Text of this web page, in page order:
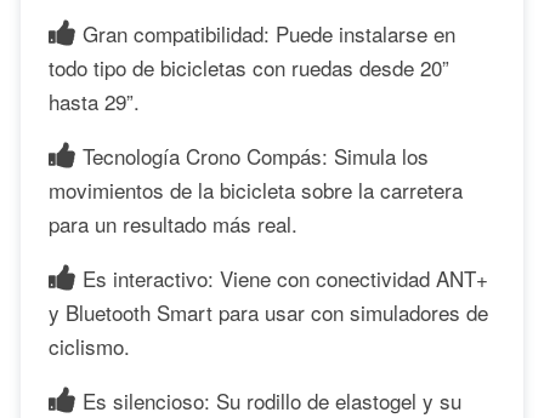
Gran compatibilidad: Puede instalarse en
todo tipo de bicicletas con ruedas desde 20”
hasta 29”.
Tecnología Crono Compás: Simula los
movimientos de la bicicleta sobre la carretera
para un resultado más real.
Es interactivo: Viene con conectividad ANT+
y Bluetooth Smart para usar con simuladores de
ciclismo.
Es silencioso: Su rodillo de elastogel y su